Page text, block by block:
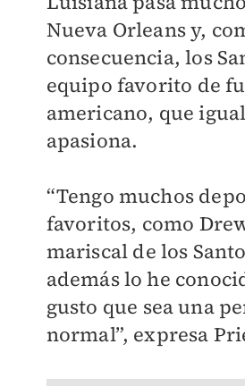
Nueva Orleans y,
consecuencia, los
equipo favorito de
americano, que
apasiona.
“Tengo muchos
favoritos, como
mariscal de los
además lo he
gusto que sea una
normal”, expresa